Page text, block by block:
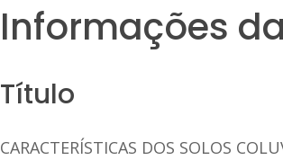
Informações
Título
CARACTERÍSTICAS DOS SOLOS